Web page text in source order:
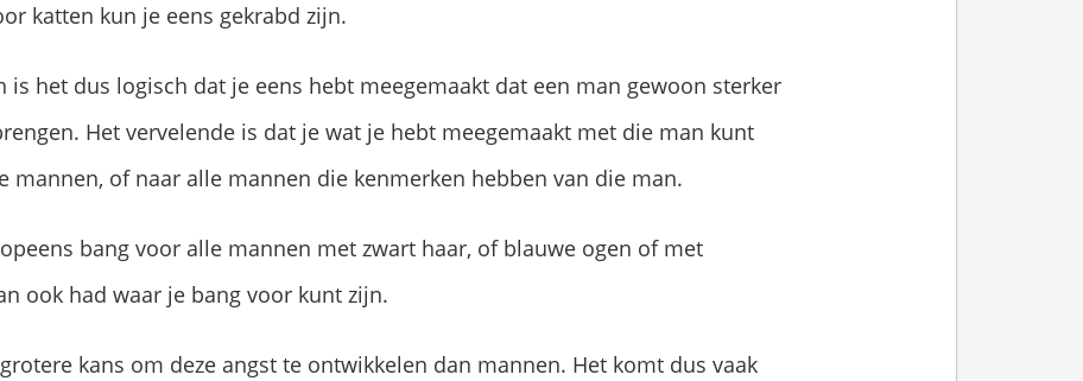
katten kun je eens gekrabd zijn.
is het dus logisch dat je eens hebt meegemaakt dat een man gewoon sterker
Het vervelende is dat je wat je hebt meegemaakt met die man kunt
mannen, of naar alle mannen die kenmerken hebben van die man.
bang voor alle mannen met zwart haar, of blauwe ogen of met
ook had waar je bang voor kunt zijn.
kans om deze angst te ontwikkelen dan mannen. Het komt dus vaak